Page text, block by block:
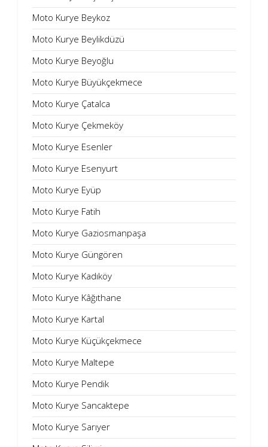
Moto Kurye Beykoz
Moto Kurye Beylikdüzü
Moto Kurye Beyoğlu
Moto Kurye Büyükçekmece
Moto Kurye Çatalca
Moto Kurye Çekmeköy
Moto Kurye Esenler
Moto Kurye Esenyurt
Moto Kurye Eyüp
Moto Kurye Fatih
Moto Kurye Gaziosmanpaşa
Moto Kurye Güngören
Moto Kurye Kadıköy
Moto Kurye Kâğıthane
Moto Kurye Kartal
Moto Kurye Küçükçekmece
Moto Kurye Maltepe
Moto Kurye Pendik
Moto Kurye Sancaktepe
Moto Kurye Sarıyer